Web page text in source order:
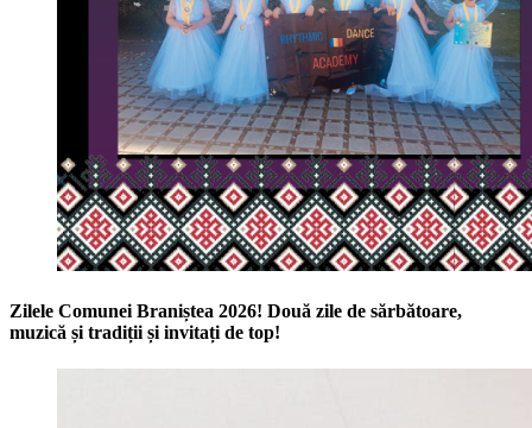
Zilele Comunei Braniștea 2026! Două zile de sărbătoare,
muzică și tradiții și invitați de top!